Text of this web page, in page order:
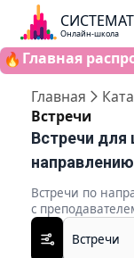
Онлайн-школа
🔥 Главная
Главная
Встречи
Встречи для
Встречи по
с